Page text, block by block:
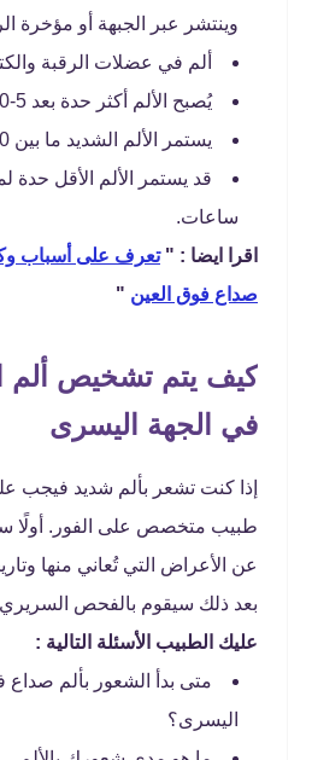
وينتشر عبر الجبهة أو مؤخرة
ألم في عضلات الرقبة
يُصبح الألم أكثر حدة بعد 5-10 دقائق.
يستمر الألم الشديد ما بين 30-60 دقيقة.
ساعات.
اقرا ايضا : "تعرف على أسباب
صداع فوق العين "
كيف يتم تشخيص ألم
في الجهة اليسرى
إذا كنت تشعر بألم شديد فيجب
طبيب متخصص على الفور. أولًا
عن الأعراض التي تُعاني منها
بعد ذلك سيقوم بالفحص
عليك الطبيب الأسئلة التالية :
متى بدأ الشعور بألم صداع
اليسرى؟